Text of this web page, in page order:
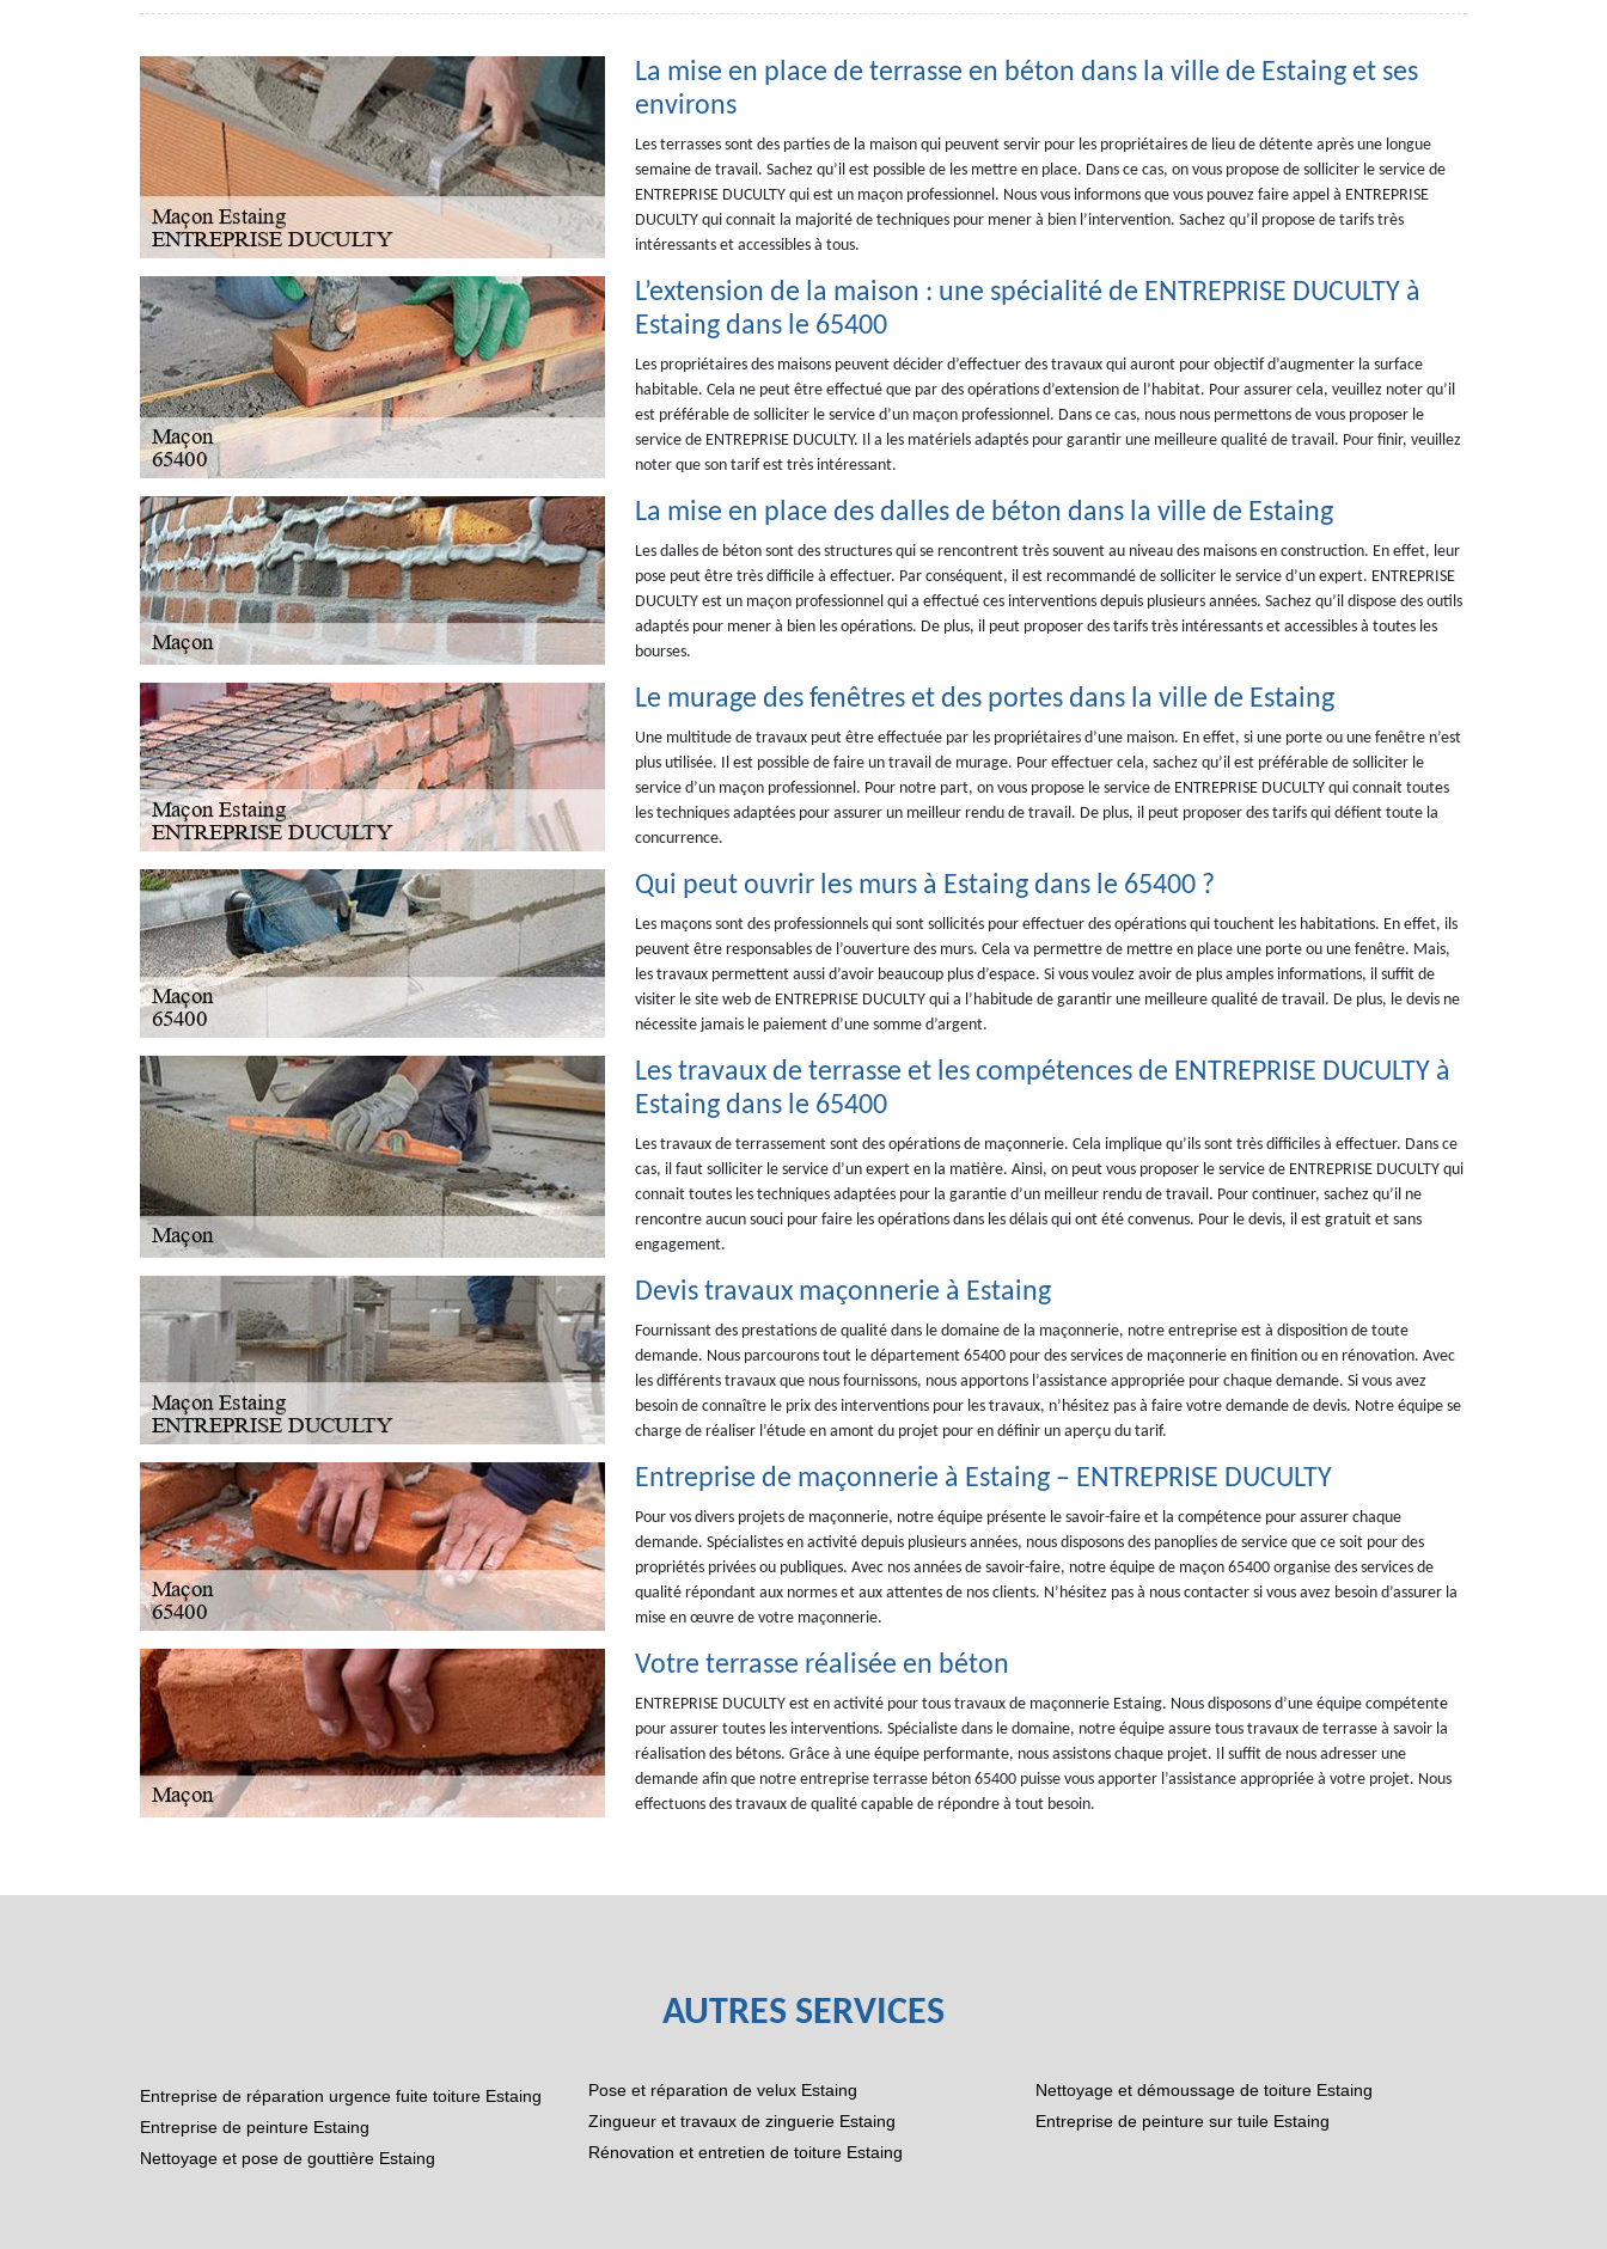
La mise en place de terrasse en béton dans la ville de Estaing et ses
environs
Les terrasses sont des parties de la maison qui peuvent servir pour les propriétaires de lieu de détente après une longue
semaine de travail. Sachez qu’il est possible de les mettre en place. Dans ce cas, on vous propose de solliciter le service de
ENTREPRISE DUCULTY qui est un maçon professionnel. Nous vous informons que vous pouvez faire appel à ENTREPRISE
DUCULTY qui connait la majorité de techniques pour mener à bien l’intervention. Sachez qu’il propose de tarifs très
intéressants et accessibles à tous.
L’extension de la maison : une spécialité de ENTREPRISE DUCULTY à
Estaing dans le 65400
Les propriétaires des maisons peuvent décider d’effectuer des travaux qui auront pour objectif d’augmenter la surface
habitable. Cela ne peut être effectué que par des opérations d’extension de l’habitat. Pour assurer cela, veuillez noter qu’il
est préférable de solliciter le service d’un maçon professionnel. Dans ce cas, nous nous permettons de vous proposer le
service de ENTREPRISE DUCULTY. Il a les matériels adaptés pour garantir une meilleure qualité de travail. Pour finir, veuillez
noter que son tarif est très intéressant.
La mise en place des dalles de béton dans la ville de Estaing
Les dalles de béton sont des structures qui se rencontrent très souvent au niveau des maisons en construction. En effet, leur
pose peut être très difficile à effectuer. Par conséquent, il est recommandé de solliciter le service d’un expert. ENTREPRISE
DUCULTY est un maçon professionnel qui a effectué ces interventions depuis plusieurs années. Sachez qu’il dispose des outils
adaptés pour mener à bien les opérations. De plus, il peut proposer des tarifs très intéressants et accessibles à toutes les
bourses.
Le murage des fenêtres et des portes dans la ville de Estaing
Une multitude de travaux peut être effectuée par les propriétaires d’une maison. En effet, si une porte ou une fenêtre n’est
plus utilisée. Il est possible de faire un travail de murage. Pour effectuer cela, sachez qu’il est préférable de solliciter le
service d’un maçon professionnel. Pour notre part, on vous propose le service de ENTREPRISE DUCULTY qui connait toutes
les techniques adaptées pour assurer un meilleur rendu de travail. De plus, il peut proposer des tarifs qui défient toute la
concurrence.
Qui peut ouvrir les murs à Estaing dans le 65400 ?
Les maçons sont des professionnels qui sont sollicités pour effectuer des opérations qui touchent les habitations. En effet, ils
peuvent être responsables de l’ouverture des murs. Cela va permettre de mettre en place une porte ou une fenêtre. Mais,
les travaux permettent aussi d’avoir beaucoup plus d’espace. Si vous voulez avoir de plus amples informations, il suffit de
visiter le site web de ENTREPRISE DUCULTY qui a l’habitude de garantir une meilleure qualité de travail. De plus, le devis ne
nécessite jamais le paiement d’une somme d’argent.
Les travaux de terrasse et les compétences de ENTREPRISE DUCULTY à
Estaing dans le 65400
Les travaux de terrassement sont des opérations de maçonnerie. Cela implique qu’ils sont très difficiles à effectuer. Dans ce
cas, il faut solliciter le service d’un expert en la matière. Ainsi, on peut vous proposer le service de ENTREPRISE DUCULTY qui
connait toutes les techniques adaptées pour la garantie d’un meilleur rendu de travail. Pour continuer, sachez qu’il ne
rencontre aucun souci pour faire les opérations dans les délais qui ont été convenus. Pour le devis, il est gratuit et sans
engagement.
Devis travaux maçonnerie à Estaing
Fournissant des prestations de qualité dans le domaine de la maçonnerie, notre entreprise est à disposition de toute
demande. Nous parcourons tout le département 65400 pour des services de maçonnerie en finition ou en rénovation. Avec
les différents travaux que nous fournissons, nous apportons l’assistance appropriée pour chaque demande. Si vous avez
besoin de connaître le prix des interventions pour les travaux, n’hésitez pas à faire votre demande de devis. Notre équipe se
charge de réaliser l’étude en amont du projet pour en définir un aperçu du tarif.
Entreprise de maçonnerie à Estaing – ENTREPRISE DUCULTY
Pour vos divers projets de maçonnerie, notre équipe présente le savoir-faire et la compétence pour assurer chaque
demande. Spécialistes en activité depuis plusieurs années, nous disposons des panoplies de service que ce soit pour des
propriétés privées ou publiques. Avec nos années de savoir-faire, notre équipe de maçon 65400 organise des services de
qualité répondant aux normes et aux attentes de nos clients. N’hésitez pas à nous contacter si vous avez besoin d’assurer la
mise en œuvre de votre maçonnerie.
Votre terrasse réalisée en béton
ENTREPRISE DUCULTY est en activité pour tous travaux de maçonnerie Estaing. Nous disposons d’une équipe compétente
pour assurer toutes les interventions. Spécialiste dans le domaine, notre équipe assure tous travaux de terrasse à savoir la
réalisation des bétons. Grâce à une équipe performante, nous assistons chaque projet. Il suffit de nous adresser une
demande afin que notre entreprise terrasse béton 65400 puisse vous apporter l’assistance appropriée à votre projet. Nous
effectuons des travaux de qualité capable de répondre à tout besoin.
AUTRES SERVICES
Entreprise de réparation urgence fuite toiture Estaing
Entreprise de peinture Estaing
Nettoyage et pose de gouttière Estaing
Pose et réparation de velux Estaing
Zingueur et travaux de zinguerie Estaing
Rénovation et entretien de toiture Estaing
Nettoyage et démoussage de toiture Estaing
Entreprise de peinture sur tuile Estaing